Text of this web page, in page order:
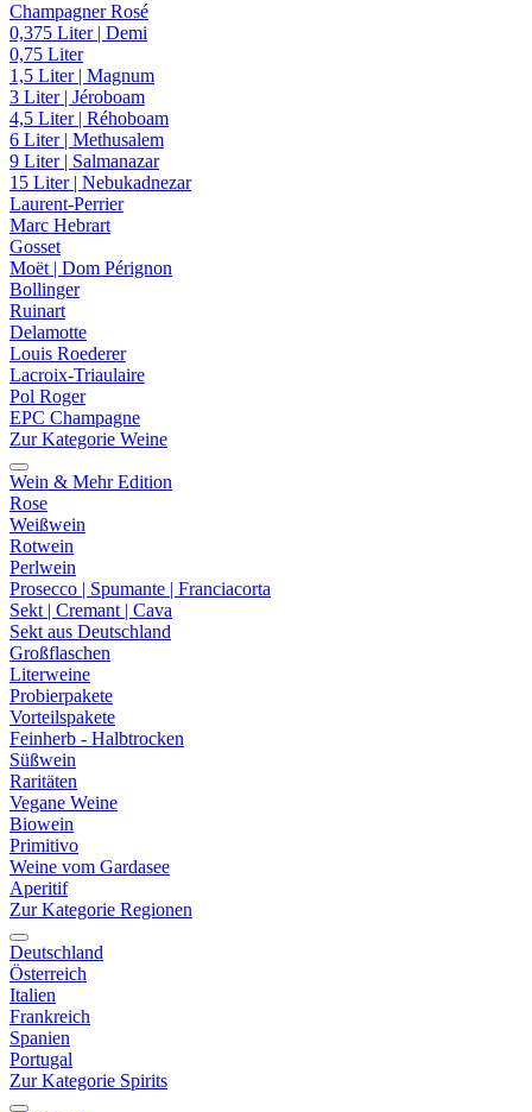
Champagner Rosé
0,375 Liter | Demi
0,75 Liter
1,5 Liter | Magnum
3 Liter | Jéroboam
4,5 Liter | Réhoboam
6 Liter | Methusalem
9 Liter | Salmanazar
15 Liter | Nebukadnezar
Laurent-Perrier
Marc Hebrart
Gosset
Moët | Dom Pérignon
Bollinger
Ruinart
Delamotte
Louis Roederer
Lacroix-Triaulaire
Pol Roger
EPC Champagne
Zur Kategorie Weine
Wein & Mehr Edition
Rose
Weißwein
Rotwein
Perlwein
Prosecco | Spumante | Franciacorta
Sekt | Cremant | Cava
Sekt aus Deutschland
Großflaschen
Literweine
Probierpakete
Vorteilspakete
Feinherb - Halbtrocken
Süßwein
Raritäten
Vegane Weine
Biowein
Primitivo
Weine vom Gardasee
Aperitif
Zur Kategorie Regionen
Deutschland
Österreich
Italien
Frankreich
Spanien
Portugal
Zur Kategorie Spirits